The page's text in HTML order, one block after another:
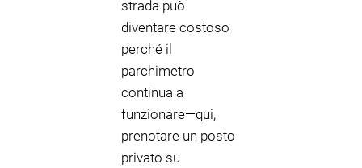
strada può
diventare costoso
perché il
parchimetro
continua a
funzionare—qui,
prenotare un posto
privato su